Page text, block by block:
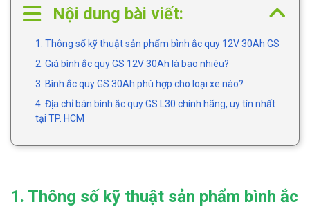
Nội dung bài viết:
1. Thông số kỹ thuật sản phẩm bình ắc quy 12V 30Ah GS
2. Giá bình ắc quy GS 12V 30Ah là bao nhiêu?
3. Bình ắc quy GS 30Ah phù hợp cho loại xe nào?
4. Địa chỉ bán bình ắc quy GS L30 chính hãng, uy tín nhất
tại TP. HCM
1. Thông số kỹ thuật sản phẩm bình ắc